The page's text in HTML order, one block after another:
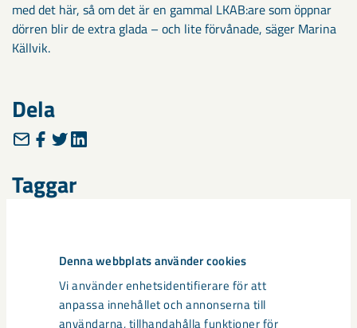
Denna webbplats använder cookies
Vi använder enhetsidentifierare för att
anpassa innehållet och annonserna till
användarna, tillhandahålla funktioner för
med det här, så om det är en gammal LKAB:are som öppnar
dörren blir de extra glada – och lite förvånade, säger Marina
Källvik.
Dela
Taggar
Relaterat innehåll